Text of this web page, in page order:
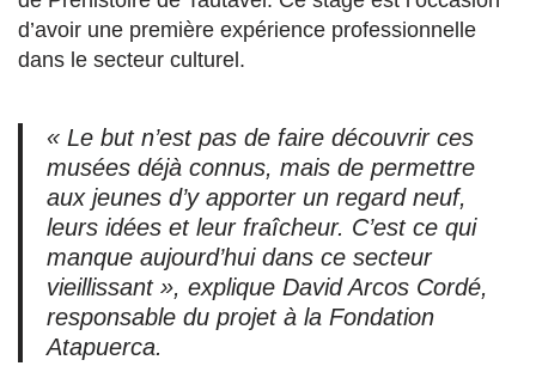
d’avoir une première expérience professionnelle
dans le secteur culturel.
« Le but n’est pas de faire découvrir ces
musées déjà connus, mais de permettre
aux jeunes d’y apporter un regard neuf,
leurs idées et leur fraîcheur. C’est ce qui
manque aujourd’hui dans ce secteur
vieillissant », explique David Arcos Cordé,
responsable du projet à la Fondation
Atapuerca.